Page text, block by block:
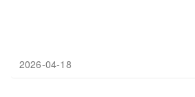
2026-04-18